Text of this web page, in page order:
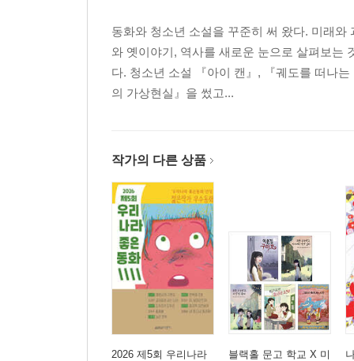
동화와 청소년 소설을 꾸준히 써 왔다. 미래
와 옛이야기, 역사를 새로운 눈으로 살펴보는
다. 청소년 소설 『아이 캔』, 『궤도를 떠나
의 가상현실』을 썼고...
작가의 다른 상품
2026 제5회 우리나라 블랙홀 문고 학교 X 미